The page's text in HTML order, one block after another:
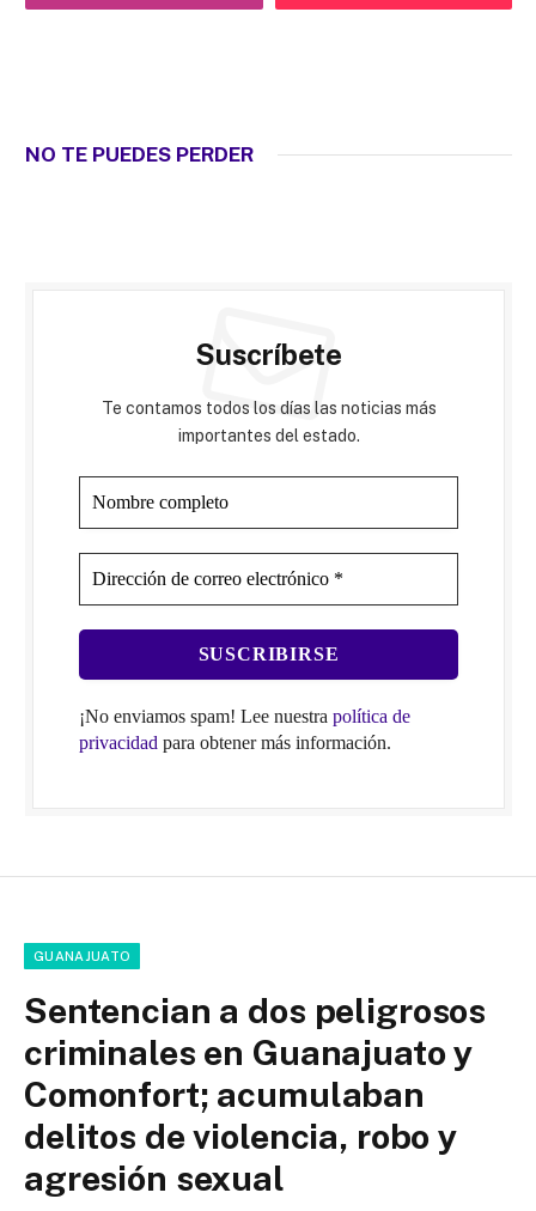
NO TE PUEDES PERDER
Suscríbete
Te contamos todos los días las noticias más
importantes del estado.
¡No enviamos spam! Lee nuestra política de
privacidadpara obtener más información.
GUANAJUATO
Sentencian a dos peligrosos
criminales en Guanajuato y
Comonfort; acumulaban
delitos de violencia, robo y
agresión sexual